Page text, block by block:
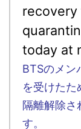
recovery
today at
BTSのメン
を受けたた
隔離解除さ
す。